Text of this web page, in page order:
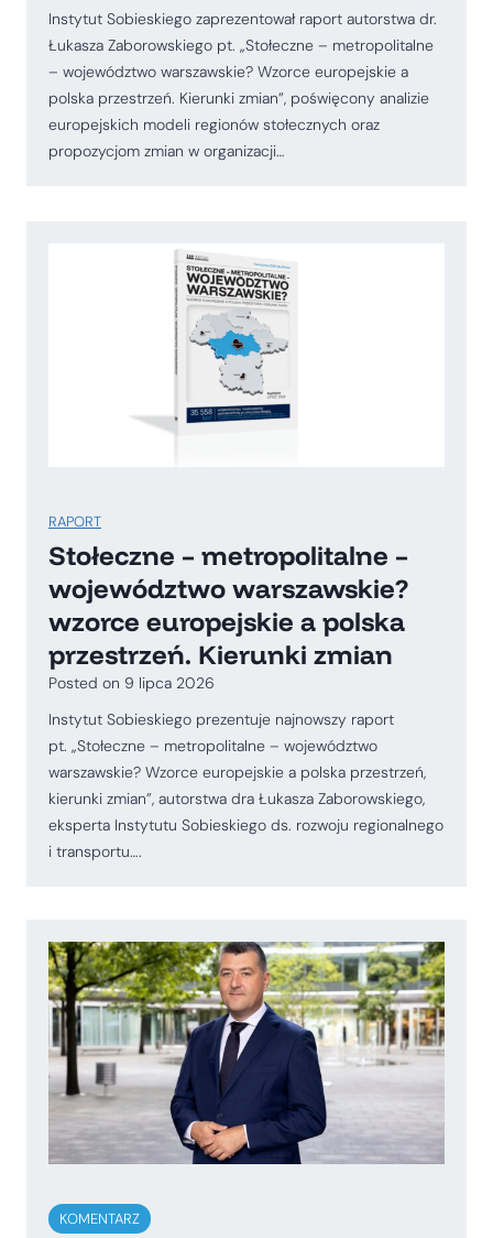
Instytut Sobieskiego zaprezentował raport autorstwa dr.
Łukasza Zaborowskiego pt. „Stołeczne – metropolitalne
– województwo warszawskie? Wzorce europejskie a
polska przestrzeń. Kierunki zmian”, poświęcony analizie
europejskich modeli regionów stołecznych oraz
propozycjom zmian w organizacji…
RAPORT
Stołeczne – metropolitalne –
województwo warszawskie?
wzorce europejskie a polska
przestrzeń. Kierunki zmian
Posted on 9 lipca 2026
Instytut Sobieskiego prezentuje najnowszy raport
pt. „Stołeczne – metropolitalne – województwo
warszawskie? Wzorce europejskie a polska przestrzeń,
kierunki zmian”, autorstwa dra Łukasza Zaborowskiego,
eksperta Instytutu Sobieskiego ds. rozwoju regionalnego
i transportu….
KOMENTARZ